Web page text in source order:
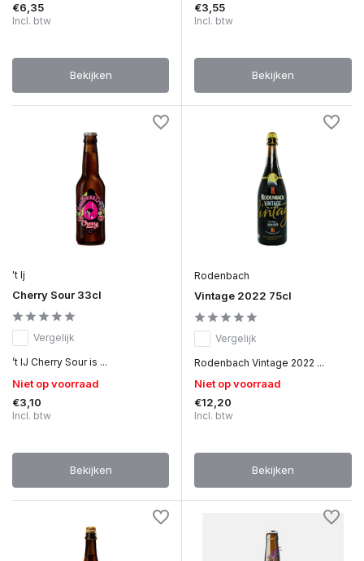
€6,35
Incl. btw
Bekijken
€3,55
Incl. btw
Bekijken
't Ij
Cherry Sour 33cl
Vergelijk
’t IJ Cherry Sour is ...
Niet op voorraad
€3,10
Incl. btw
Bekijken
Rodenbach
Vintage 2022 75cl
Vergelijk
Rodenbach Vintage 2022 ...
Niet op voorraad
€12,20
Incl. btw
Bekijken